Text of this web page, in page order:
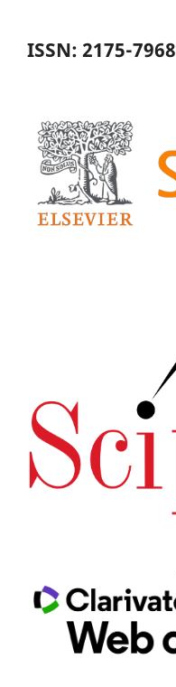
ISSN: 2175-7968